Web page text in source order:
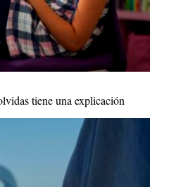
tiene una explicación